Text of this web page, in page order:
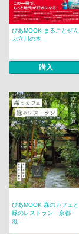
ぴあMOOK まるごとぜん
ぶ立川の本
購入
ぴあMOOK 森のカフェと
緑のレストラン 京都・
滋...